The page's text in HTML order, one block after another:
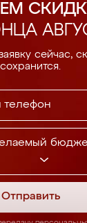
сейчас,
сохранится.
Отправить